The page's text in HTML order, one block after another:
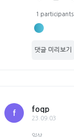
1 participants
댓글 미리보기
f
foqp
23.09.03